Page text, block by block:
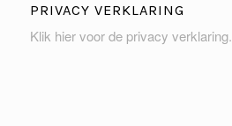
PRIVACY VERKLARING
Klik hier voor de privacy verklaring.